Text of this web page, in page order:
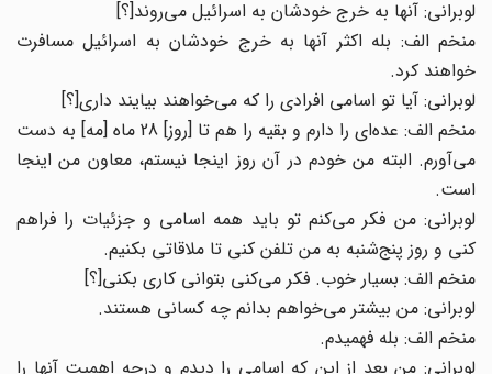
لوبرانی: آنها به خرج خودشان به اسرائیل می‌روند[؟]
منخم الف: بله اکثر آنها به خرج خودشان به اسرائیل مسافرت
خواهند کرد.
لوبرانی: آیا تو اسامی افرادی را که می‌خواهند بیایند داری[؟]
منخم الف: عده‌ای را دارم و بقیه را هم تا [روز] 28 ماه [مه] به دست
می‌آورم. البته من خودم در آن روز اینجا نیستم، معاون من اینجا
است.
لوبرانی: من فکر می‌کنم تو باید همه اسامی و جزئیات را فراهم
کنی و روز پنج‌شنبه به من تلفن کنی تا ملاقاتی بکنیم.
منخم الف: بسیار خوب. فکر می‌کنی بتوانی کاری بکنی[؟]
لوبرانی: من بیشتر می‌خواهم بدانم چه کسانی هستند.
منخم الف: بله فهمیدم.
لوبرانی: من بعد از این که اسامی را دیدم و درجه اهمیت آنها را